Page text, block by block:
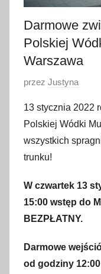
Darmowe
Polskiej
Warszawa
O
u
b
l
i
o
w
a
o
1
przez Justyna
13 stycznia 2022
Polskiej Wódki
wszystkich
trunku!
W czwartek 13
15:00 wstęp do
BEZPŁATNY.
Darmowe
od godziny